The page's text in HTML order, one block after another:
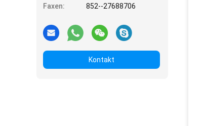
Faxen:
852--27688706
Kontakt